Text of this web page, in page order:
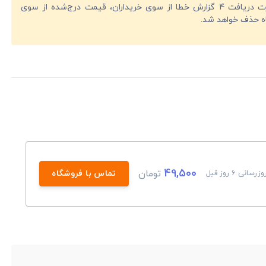
در صورت دریافت 4 گزارش خطا از سوی خریداران، قیمت درج‌شده از سوی
حذف خواهد شد.
6 روز قبل 49,500 تومان تماس با فروشگاه